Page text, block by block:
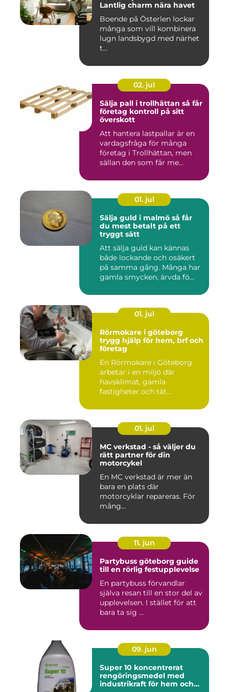
Lantlig charm nära havet
Boende på Österlen lockar
många som vill kombinera
lugn landsbygd med närhet
t...
02. jul
Sälja pall i trollhättan så får
företag kontroll på sitt
överskott
Att hantera lastpallar är en
vardagsfråga för många
företag i Trollhättan, men
sällan den som får me...
01. jul
Sälja guld i malmö så får
du mest betalt på ett
tryggt sätt
Att sälja guld kan kännas
både lockande och osäkert
på samma gång. Många har
gamla smycken, ärvda fö...
01. jul
Rörmokare i göteborg
trygg hjälp för hem, brf och
företag
En Rörmokare i Göteborg
arbetar i en miljö där
havsklimat, gamla
fastigheter och tät
01. jul
MC verkstad - så väljer du
rätt partner för din
motorcykel
En MC verkstad är mer än
bara en plats där
motorcyklar repareras. För
mång...
11. jun
Partybuss göteborg guide
till en rörlig festupplevelse
En partybuss förvandlar
själva resan till en stor del av
upplevelsen. I stället för att
bara ta sig ...
09. jun
Super 10 koncentrerat
rengöringsmedel med
industrikraft för hem och